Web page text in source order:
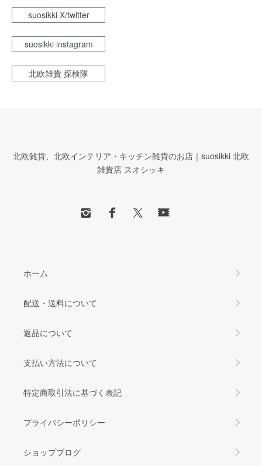
suosikki X/twitter
suosikki instagram
北欧雑貨 探検隊
北欧雑貨、北欧インテリア・キッチン雑貨のお店｜suosikki 北欧
雑貨店 スオシッキ
ホーム
配送・送料について
返品について
支払い方法について
特定商取引法に基づく表記
プライバシーポリシー
ショップブログ